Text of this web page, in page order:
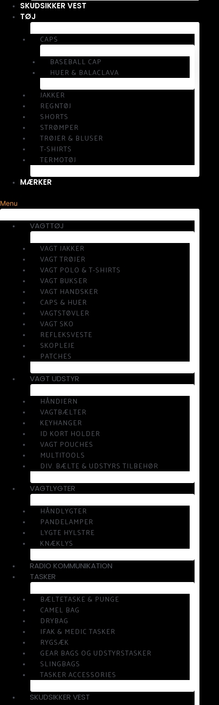
SKUDSIKKER VEST
TØJ
CAPS
BASEBALL CAP
HUER & BALACLAVA
JAKKER
REGNTØJ
SHORTS
STRØMPER
TRØJER & BLUSER
T-SHIRTS
TERMOTØJ
MÆRKER
Menu
VAGTTØJ
VAGT JAKKER
VAGT TRØJER
VAGT POLO & T-SHIRTS
VAGT BUKSER
VAGT HANDSKER
CAPS & HUER
VAGTSTØVLER
VAGT SKO
REFLEKSVESTE
SKOPLEJE
PATCHES
VAGT UDSTYR
HÅNDJERN
VAGTBÆLTER
KEYHANGER
ID KORT HOLDER
VAGT POUCHES
MULTITOOLS
DIV. BÆLTE & UDSTYRS TILBEHØR
VAGTLYGTER
HÅNDLYGTER
PANDELAMPER
LYGTE HYLSTRE
KNÆKLYS
RADIO KOMMUNIKATION
TASKER
BÆLTETASKE & PUNGE
CAMEL BAG
DRYBAG
IFAK & MEDIC TASKER
RYGSÆK
GEAR BAGS OG UDSTYRSTASKER
SLINGBAGS
TASKER ACCESSORIES
SKUDSIKKER VEST